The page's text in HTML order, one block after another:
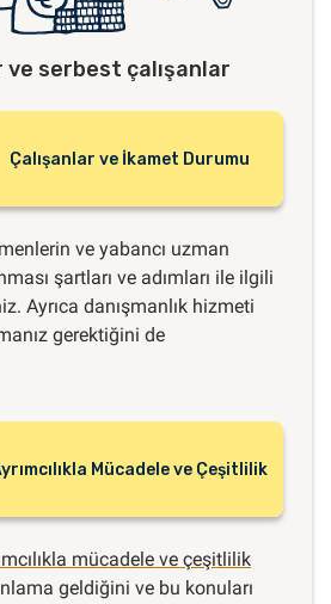
ve serbest çalışanlar
Çalışanlar ve İkamet Durumu
ve yabancı uzman
şartları ve adımları ile ilgili
Ayrıca danışmanlık hizmeti
gerektiğini de
Mücadele ve Çeşitlilik
mücadele ve çeşitlilik
geldiğini ve bu konuları